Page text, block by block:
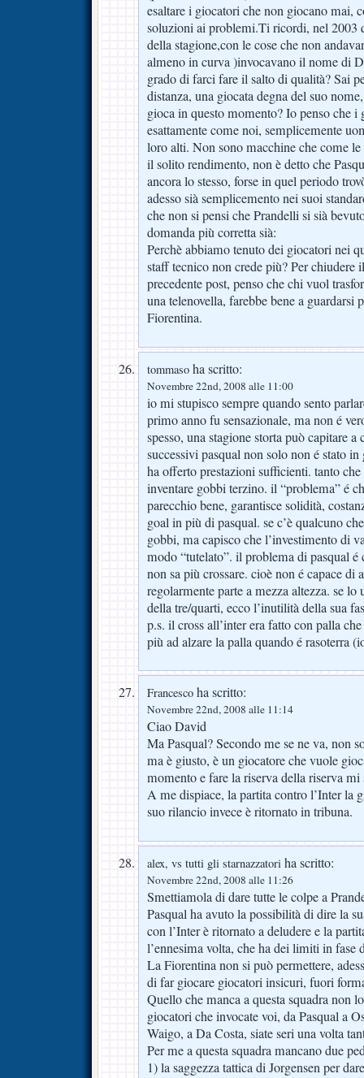
esaltare i giocatori che non giocano mai,
soluzioni ai problemi.Ti ricordi, nel 2003
della stagione,con le cose che non
almeno in curva )invocavano il nome di
grado di farci fare il salto di qualità? Sai
distanza, una giocata degna del suo
gioca in questo momento? Io penso che
esattamente come noi, semplicemente
loro alti. Non sono macchine che come
il solito rendimento, non è detto che
ancora lo stesso, forse in quel periodo
adesso sià semplicemento nei suoi
che non si pensi che Prandelli si sià
domanda più corretta sià:
Perchè abbiamo tenuto dei giocatori nei
staff tecnico non crede più? Per chiudere
precedente post, penso che chi vuol
una telenovella, farebbe bene a
Fiorentina.
tommaso ha scritto:
Novembre 22nd, 2008 alle 11:00
io mi stupisco sempre quando sento
primo anno fu sensazionale, ma non é
spesso, una stagione storta può capitare
successivi pasqual non solo non é stato
ha offerto prestazioni sufficienti. tanto
inventare gobbi terzino. il “problema” é
parecchio bene, garantisce solidità,
goal in più di pasqual. se c’è qualcuno
gobbi, ma capisco che l’investimento di
modo “tutelato”. il problema di pasqual
non sa più crossare. cioè non é capace di
regolarmente parte a mezza altezza. se
della tre/quarti, ecco l’inutilità della sua
p.s. il cross all’inter era fatto con palla
più ad alzare la palla quando é rasoterra
Francesco ha scritto:
Novembre 22nd, 2008 alle 11:14
Ciao David
Ma Pasqual? Secondo me se ne va, non
ma è giusto, è un giocatore che vuole
momento e fare la riserva della riserva mi
A me dispiace, la partita contro l’Inter la
suo rilancio invece è ritornato in tribuna.
alex, vs tutti gli starnazzatori ha scritto:
Novembre 22nd, 2008 alle 11:26
Smettiamola di dare tutte le colpe a
Pasqual ha avuto la possibilità di dire la
con l’Inter è ritornato a deludere e la
l’ennesima volta, che ha dei limiti in fase
La Fiorentina non si può permettere,
di far giocare giocatori insicuri, fuori
Quello che manca a questa squadra non
giocatori che invocate voi, da Pasqual a
Waigo, a Da Costa, siate seri una volta
Per me a questa squadra mancano due
1) la saggezza tattica di Jorgensen per